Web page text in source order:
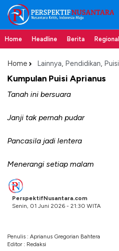
Home Headline Berita Regional
Home Lainnya, Pendidikan, Puisi
Kumpulan Puisi Aprianus
Tanah ini bersuara
Janji tak pernah pudar
Pancasila jadi lentera
Menerangi setiap malam
PerspektifNusantara.com
Senin, 01 Juni 2026 - 21:30 WITA
Penulis : Aprianus Gregorian Bahtera
Editor : Redaksi